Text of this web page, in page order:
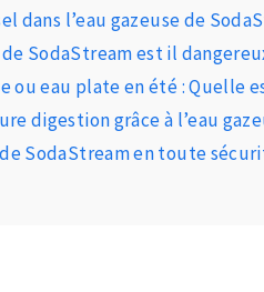
dans l’eau gazeuse de
de SodaStream est il
ou eau plate en été : Quelle
digestion grâce à l’eau
SodaStream en toute